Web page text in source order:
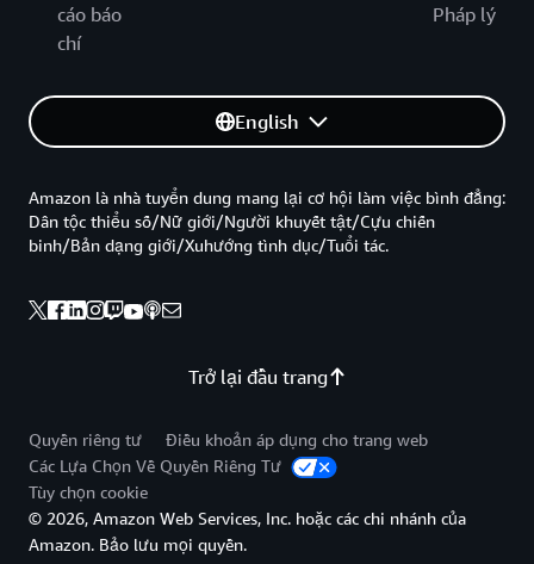
cáo báo
chí
Pháp lý
English
Trở lại đầu trang
Amazon là nhà tuyển dung mang lại cơ hội làm việc bình đẳng:
Dân tộc thiểu số/Nữ giới/Người khuyết tật/Cựu chiến
binh/Bản dạng giới/Xuhướng tình dục/Tuổi tác.
Quyền riêng tư
Điều khoản áp dụng cho trang web
Các Lựa Chọn Về Quyền Riêng Tư
Tùy chọn cookie
© 2026, Amazon Web Services, Inc. hoặc các chi nhánh của
Amazon. Bảo lưu mọi quyền.